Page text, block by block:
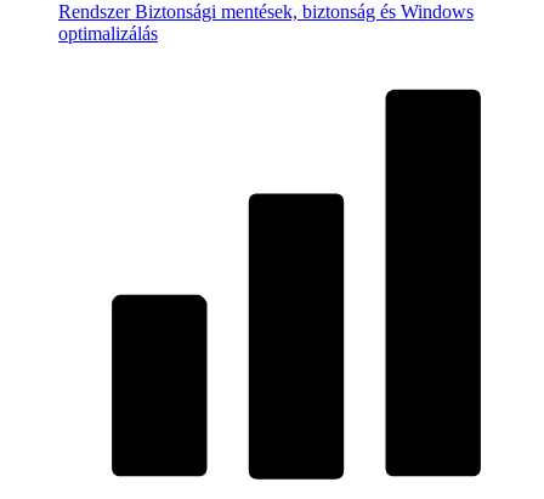
RendszerBiztonsági mentések, biztonság és Windows
optimalizálás